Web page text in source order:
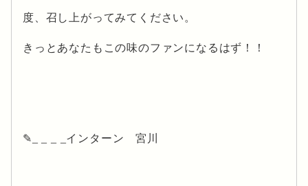
度、召し上がってみてください。
きっとあなたもこの味のファンになるはず！！
✎_ _ _ _インターン 宮川